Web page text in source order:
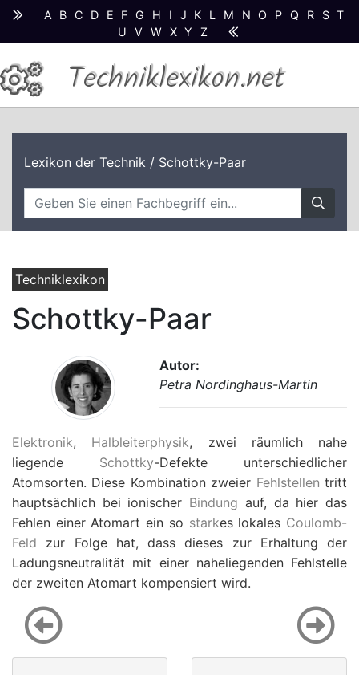
A B C D E F G H I J K L M N O P Q R S T
U
V W X Y Z
Techniklexikon.net
Lexikon der Technik / Schottky-Paar
Techniklexikon
Schottky-Paar
Autor:
Petra Nordinghaus-Martin
Elektronik, Halbleiterphysik, zwei räumlich nahe
liegende Schottky-Defekte unterschiedlicher
Atomsorten. Diese Kombination zweier Fehlstellen tritt
hauptsächlich bei ionischer Bindung auf, da hier das
Fehlen einer Atomart ein so starkes lokales Coulomb-
Feld zur Folge hat, dass dieses zur Erhaltung der
Ladungsneutralität mit einer naheliegenden Fehlstelle
der zweiten Atomart kompensiert wird.